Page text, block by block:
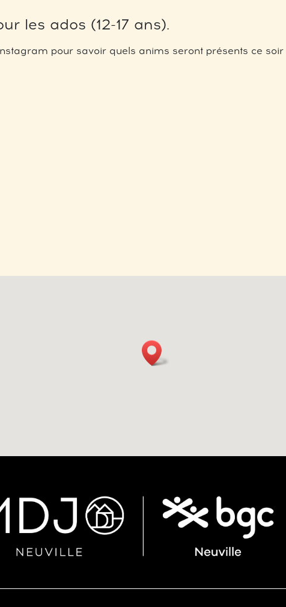
les ados (12-17 ans).
pour savoir quels anims seront présents ce soir